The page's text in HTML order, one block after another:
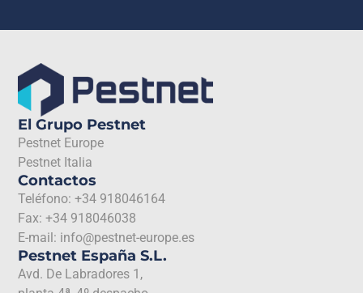
Pestnet España S.L.
Avd. De Labradores 1,
Contactos
Teléfono: +34 918046164
Fax: +34 918046038
E-mail: info@pestnet-europe.es
El Grupo Pestnet
Pestnet Europe
Pestnet Italia